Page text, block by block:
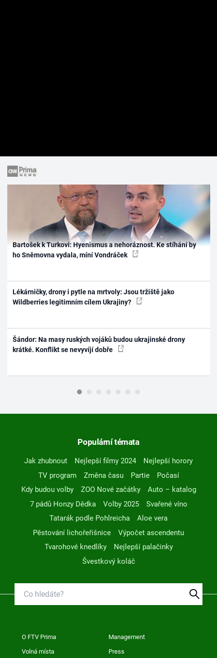
Bartošek k Turkovi: Hyenismus a nehoráznost. Ke stíhání by
ho Sněmovna vydala, míní Vondráček
Lékárničky, drony i pytle na mrtvoly: Jsou tržiště jako
Wildberries legitimním cílem Ukrajiny?
Šándor: Na masy ruských vojáků budou ukrajinské drony
krátké. Konflikt se nevyvíjí dobře
Populární témata
Jak zhubnout Nejlepší filmy 2024
Nejlepší horory
TV program
Změna času Partie
Počasí
Kdy budou volby
ZOO Nové začátky
Auto – katalog
7 pádů Honzy Dědka
Volby 2025
Svařené víno
Tatarák podle Pohlreicha
Aloe vera
Pěstování lichořeřišnice
Výpočet ascendentu
Tvarohové knedlíky
Nejlepší palačinky
Švestkový koláč
O FTV Prima Management
Volná místa Press